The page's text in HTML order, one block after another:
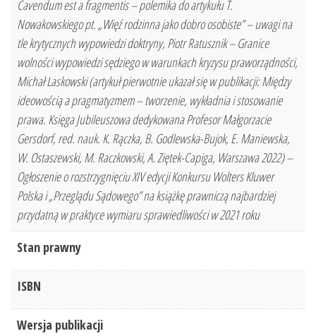
Cavendum est a fragmentis – polemika do artykułu T.
Nowakowskiego pt. „Więź rodzinna jako dobro osobiste” – uwagi na
tle krytycznych wypowiedzi doktryny, Piotr Ratusznik – Granice
wolności wypowiedzi sędziego w warunkach kryzysu praworządności,
Michał Laskowski (artykuł pierwotnie ukazał się w publikacji: Między
ideowością a pragmatyzmem – tworzenie, wykładnia i stosowanie
prawa. Księga Jubileuszowa dedykowana Profesor Małgorzacie
Gersdorf, red. nauk. K. Rączka, B. Godlewska-Bujok, E. Maniewska,
W. Ostaszewski, M. Raczkowski, A. Ziętek-Capiga, Warszawa 2022) –
Ogłoszenie o rozstrzygnięciu XIV edycji Konkursu Wolters Kluwer
Polska i „Przeglądu Sądowego” na książkę prawniczą najbardziej
przydatną w praktyce wymiaru sprawiedliwości w 2021 roku
Stan prawny
ISBN
Wersja publikacji